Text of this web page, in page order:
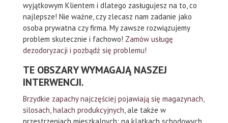
wyjątkowym Klientem i dlatego zasługujesz na to, co
najlepsze! Nie ważne, czy zlecasz nam zadanie jako
osoba prywatna czy firma. My zawsze rozwiązujemy
problem skutecznie i fachowo! Zamów usługę
dezodoryzacji i pozbądź się problemu!
TE OBSZARY WYMAGAJĄ NASZEJ
INTERWENCJI.
Brzydkie zapachy najczęściej pojawiają się magazynach,
silosach, halach produkcyjnych, ale także w